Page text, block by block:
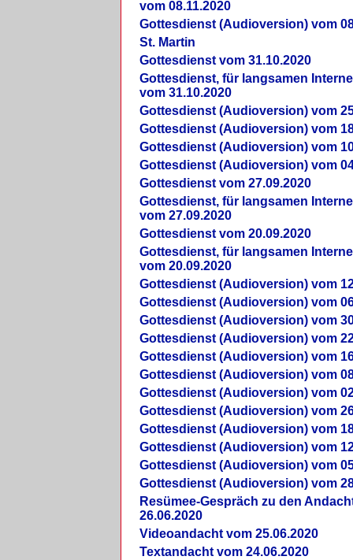
vom 08.11.2020
Gottesdienst (Audioversion) vom
St. Martin
Gottesdienst vom 31.10.2020
Gottesdienst, für langsamen
vom 31.10.2020
Gottesdienst (Audioversion) vom
Gottesdienst (Audioversion) vom
Gottesdienst (Audioversion) vom
Gottesdienst (Audioversion) vom
Gottesdienst vom 27.09.2020
Gottesdienst, für langsamen
vom 27.09.2020
Gottesdienst vom 20.09.2020
Gottesdienst, für langsamen
vom 20.09.2020
Gottesdienst (Audioversion) vom
Gottesdienst (Audioversion) vom
Gottesdienst (Audioversion) vom
Gottesdienst (Audioversion) vom
Gottesdienst (Audioversion) vom
Gottesdienst (Audioversion) vom
Gottesdienst (Audioversion) vom
Gottesdienst (Audioversion) vom
Gottesdienst (Audioversion) vom
Gottesdienst (Audioversion) vom
Gottesdienst (Audioversion) vom
Gottesdienst (Audioversion) vom
Re­sü­mee-Gespräch zu den
26.06.2020
Videoandacht vom 25.06.2020
Textandacht vom 24.06.2020